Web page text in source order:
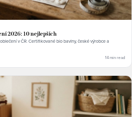
2026: 10 nejlepších
v ČR. Certifikované bio bavlny, české výrobce a
14 min read